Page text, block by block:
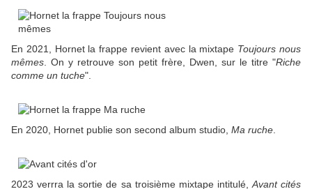
En 2021, Hornet la frappe revient avec la mixtape Toujours nous
mêmes . On y retrouve son petit frère, Dwen, sur le titre "Riche
comme un tuche".
En 2020, Hornet publie son second album studio, Ma ruche
2023 verrra la sortie de sa troisième mixtape intitulé, Avant cités